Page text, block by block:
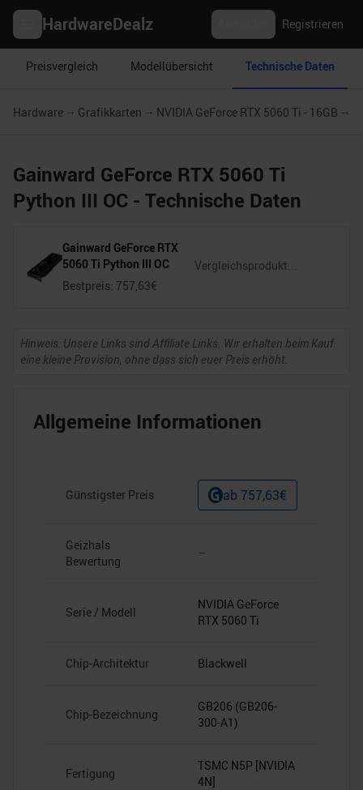
HardwareDealz Registrieren
Preisvergleich Modellübersicht Technische Daten
Hardware Grafikkarten NVIDIA GeForce RTX 5060 Ti - 16GB
Gainward GeForce RTX 5060 Ti
Python III OC - Technische Daten
Gainward GeForce RTX
5060 Ti Python III OC
Bestpreis: 757,63€
Hinweis: Unsere Links sind Affiliate Links. Wir erhalten beim Kauf
eine kleine Provision, ohne dass sich euer Preis erhöht.
Allgemeine Informationen
Günstigster Preis ab 757,63€
Geizhals
Bewertung
–
Serie / Modell
NVIDIA GeForce
RTX 5060 Ti
Chip-Architektur Blackwell
Chip-Bezeichnung
GB206 (GB206-
300-A1)
Fertigung
TSMC N5P [NVIDIA
4N]